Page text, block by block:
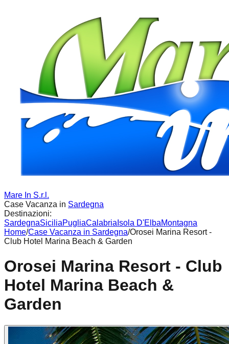
Mare In S.r.l.
Case Vacanza in Sardegna
Destinazioni:
SardegnaSiciliaPugliaCalabria Isola D'ElbaMontagna
Home/Case Vacanza in Sardegna/Orosei Marina Resort -
Club Hotel Marina Beach & Garden
Orosei Marina Resort - Club
Hotel Marina Beach &
Garden